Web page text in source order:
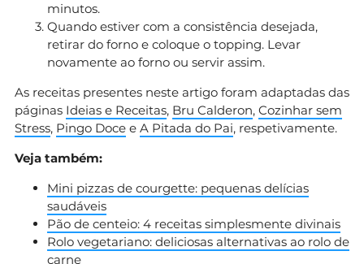
minutos.
Quando estiver com a consistência desejada,
retirar do forno e coloque o topping. Levar
novamente ao forno ou servir assim.
As receitas presentes neste artigo foram adaptadas das
páginas Ideias e Receitas, Bru Calderon, Cozinhar sem
Stress, Pingo Doce e A Pitada do Pai, respetivamente.
Veja também:
Mini pizzas de courgette: pequenas delícias
saudáveis
Pão de centeio: 4 receitas simplesmente divinais
Rolo vegetariano: deliciosas alternativas ao rolo de
carne